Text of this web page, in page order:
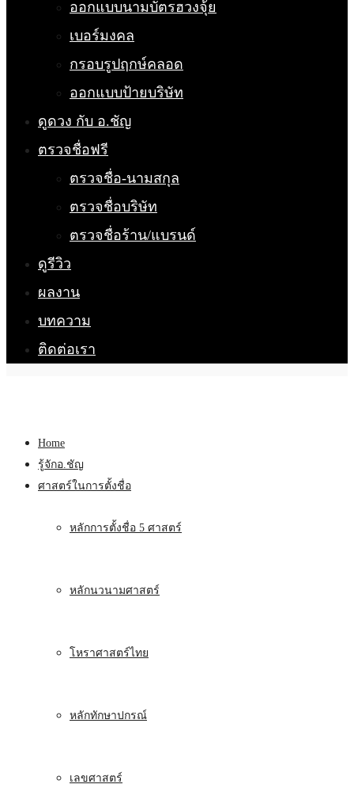
ออกแบบนามบัตรฮวงจุ้ย
เบอร์มงคล
กรอบรูปฤกษ์คลอด
ออกแบบป้ายบริษัท
ดูดวง กับ อ.ชัญ
ตรวจชื่อฟรี
ตรวจชื่อ-นามสกุล
ตรวจชื่อบริษัท
ตรวจชื่อร้าน/แบรนด์
ดูรีวิว
ผลงาน
บทความ
ติดต่อเรา
Home
รู้จักอ.ชัญ
ศาสตร์ในการตั้งชื่อ
หลักการตั้งชื่อ 5 ศาสตร์
หลักนวนามศาสตร์
โหราศาสตร์ไทย
หลักทักษาปกรณ์
เลขศาสตร์